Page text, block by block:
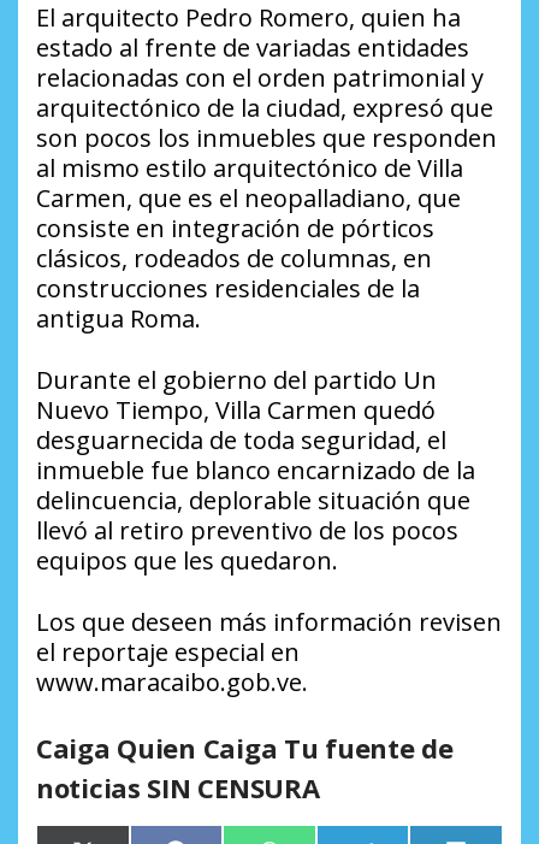
El arquitecto Pedro Romero, quien ha
estado al frente de variadas entidades
relacionadas con el orden patrimonial y
arquitectónico de la ciudad, expresó que
son pocos los inmuebles que responden
al mismo estilo arquitectónico de Villa
Carmen, que es el neopalladiano, que
consiste en integración de pórticos
clásicos, rodeados de columnas, en
construcciones residenciales de la
antigua Roma.
Durante el gobierno del partido Un
Nuevo Tiempo, Villa Carmen quedó
desguarnecida de toda seguridad, el
inmueble fue blanco encarnizado de la
delincuencia, deplorable situación que
llevó al retiro preventivo de los pocos
equipos que les quedaron.
Los que deseen más información revisen
el reportaje especial en
www.maracaibo.gob.ve.
Caiga Quien Caiga Tu fuente de
noticias SIN CENSURA